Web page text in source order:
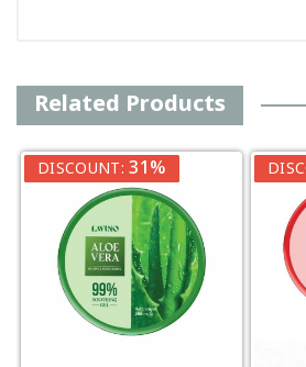
Related Products
DISCOUNT: 31%